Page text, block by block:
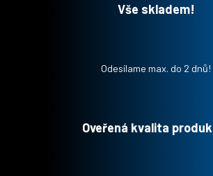
Vše skladem!
Odesílame max. do 2 dnů!
Oveřená kvalita